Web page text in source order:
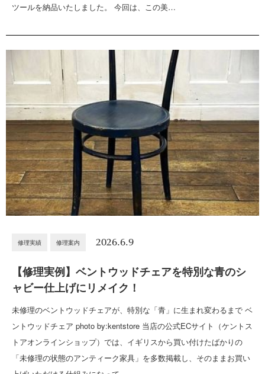
ツールを納品いたしました。 今回は、この美…
修理実績 修理案内 2026.6.9
【修理実例】ベントウッドチェアを特別な青のシ
ャビー仕上げにリメイク！
未修理のベントウッドチェアが、特別な「青」に生まれ変わるまで ベ
ントウッドチェア photo by:kentstore 当店の公式ECサイト（ケントス
トアオンラインショップ）では、イギリスから買い付けたばかりの
「未修理の状態のアンティーク家具」を多数掲載し、そのままお買い